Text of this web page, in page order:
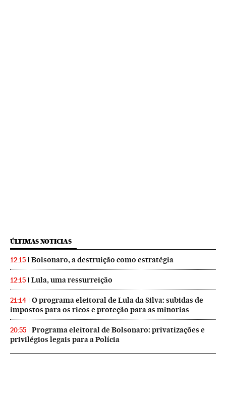
ÚLTIMAS NOTICIAS
12:15 Bolsonaro, a destruição como estratégia
12:15 Lula, uma ressurreição
21:14
O programa eleitoral de Lula da Silva: subidas de
impostos para os ricos e proteção para as minorias
20:55
Programa eleitoral de Bolsonaro: privatizações e
privilégios legais para a Polícia